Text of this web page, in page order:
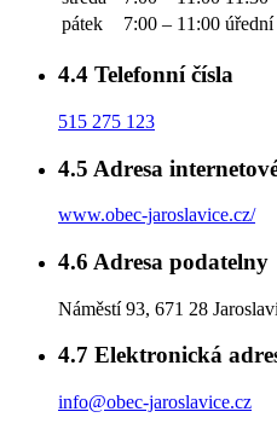
pátek
7:00 – 11:00 úřední
4.4 Telefonní čísla
515 275 123
4.5 Adresa
www.obec-jaroslavice.cz/
4.6 Adresa podatelny
Náměstí 93, 671 28
4.7 Elektronická
info@obec-jaroslavice.cz